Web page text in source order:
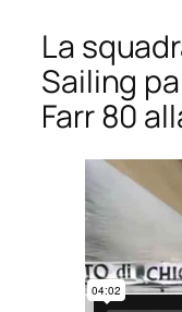
La
Sailing
Farr 80